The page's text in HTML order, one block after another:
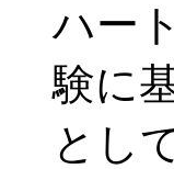
ハー
験に
とし